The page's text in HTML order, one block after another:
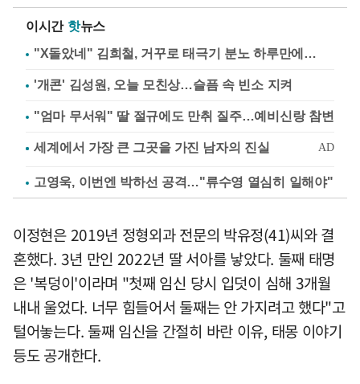
이시간 핫뉴스
"X돌았네" 김희철, 거꾸로 태극기 분노 하루만에…
'개콘' 김성원, 오늘 모친상…슬픔 속 빈소 지켜
"엄마 무서워" 딸 절규에도 만취 질주…예비신랑 참변
고영욱, 이번엔 박하선 공격…"류수영 열심히 일해야"
이정현은 2019년 정형외과 전문의 박유정(41)씨와 결
혼했다. 3년 만인 2022년 딸 서아를 낳았다. 둘째 태명
은 '복덩이'이라며 "첫째 임신 당시 입덧이 심해 3개월
내내 울었다. 너무 힘들어서 둘째는 안 가지려고 했다"고
털어놓는다. 둘째 임신을 간절히 바란 이유, 태몽 이야기
등도 공개한다.